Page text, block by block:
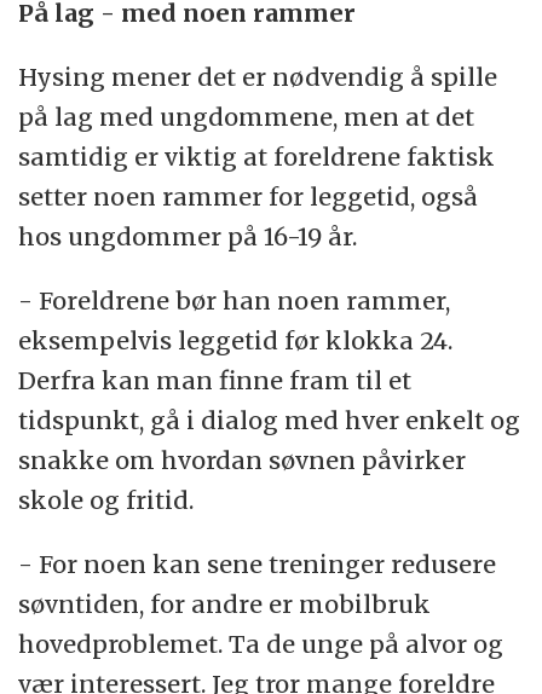
På lag - med noen rammer
Hysing mener det er nødvendig å spille
på lag med ungdommene, men at det
samtidig er viktig at foreldrene faktisk
setter noen rammer for leggetid, også
hos ungdommer på 16-19 år.
- Foreldrene bør han noen rammer,
eksempelvis leggetid før klokka 24.
Derfra kan man finne fram til et
tidspunkt, gå i dialog med hver enkelt og
snakke om hvordan søvnen påvirker
skole og fritid.
- For noen kan sene treninger redusere
søvntiden, for andre er mobilbruk
hovedproblemet. Ta de unge på alvor og
vær interessert. Jeg tror mange foreldre